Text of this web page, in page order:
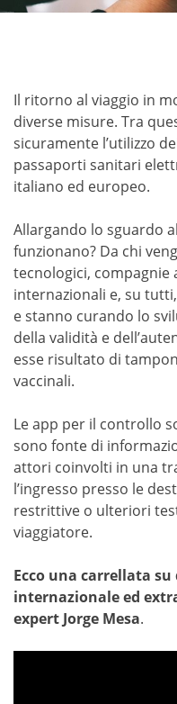
Il ritorno al viaggio in
diverse misure. Tra
sicuramente l’utilizzo
passaporti sanitari
italiano ed europeo.
Allargando lo sguardo
funzionano? Da chi
tecnologici, compagnie
internazionali e, su
e stanno curando lo
della validità e
esse risultato di
vaccinali.
Le app per il controllo
sono fonte di
attori coinvolti in una
l’ingresso presso le
restrittive o ulteriori
viaggiatore.
Ecco una carrellata
internazionale ed
expert Jorge Mesa.